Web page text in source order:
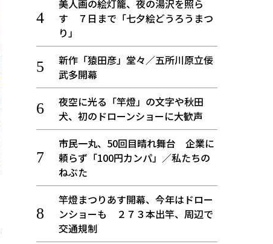
美人画の絵灯籠、夜の湯沢を照ら
す ７日まで「七夕絵どうろうまつ
り」
新作「猿田彦」堂々／五所川原立佞
武多開幕
夜空に光る「竿燈」の文字や秋田
犬、初のドローンショーに大歓声
市民一丸、50回目晴れ舞台 企業に
頼らず「100円カンパ」／私たちの
ねぶた
竿燈まつりあす開幕、今年はドロー
ンショーも ２７３本出竿、周辺で
交通規制